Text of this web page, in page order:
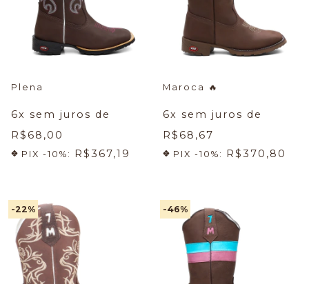
Plena
6x sem juros de
R$68,00
PIX -10%: R$367,19
Maroca 🔥
6x sem juros de
R$68,67
PIX -10%: R$370,80
-22% -46%